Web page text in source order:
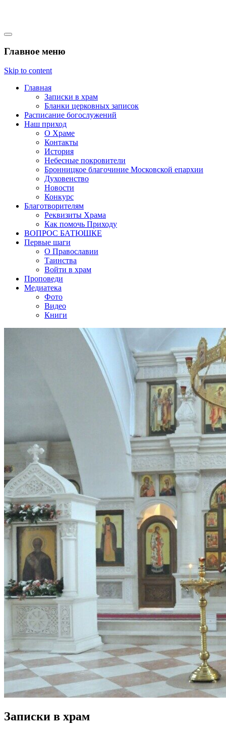
Михайло-Архангельский
храм село Константиново
Главное меню
Skip to content
Главная
Записки в храм
Бланки церковных записок
Расписание богослужений
Наш приход
О Храме
Контакты
История
Небесные покровители
Бронницкое благочиние Московской епархии
Духовенство
Новости
Конкурс
Благотворителям
Реквизиты Храма
Как помочь Приходу
ВОПРОС БАТЮШКЕ
Первые шаги
О Православии
Таинства
Войти в храм
Проповеди
Медиатека
Фото
Видео
Книги
Записки в храм